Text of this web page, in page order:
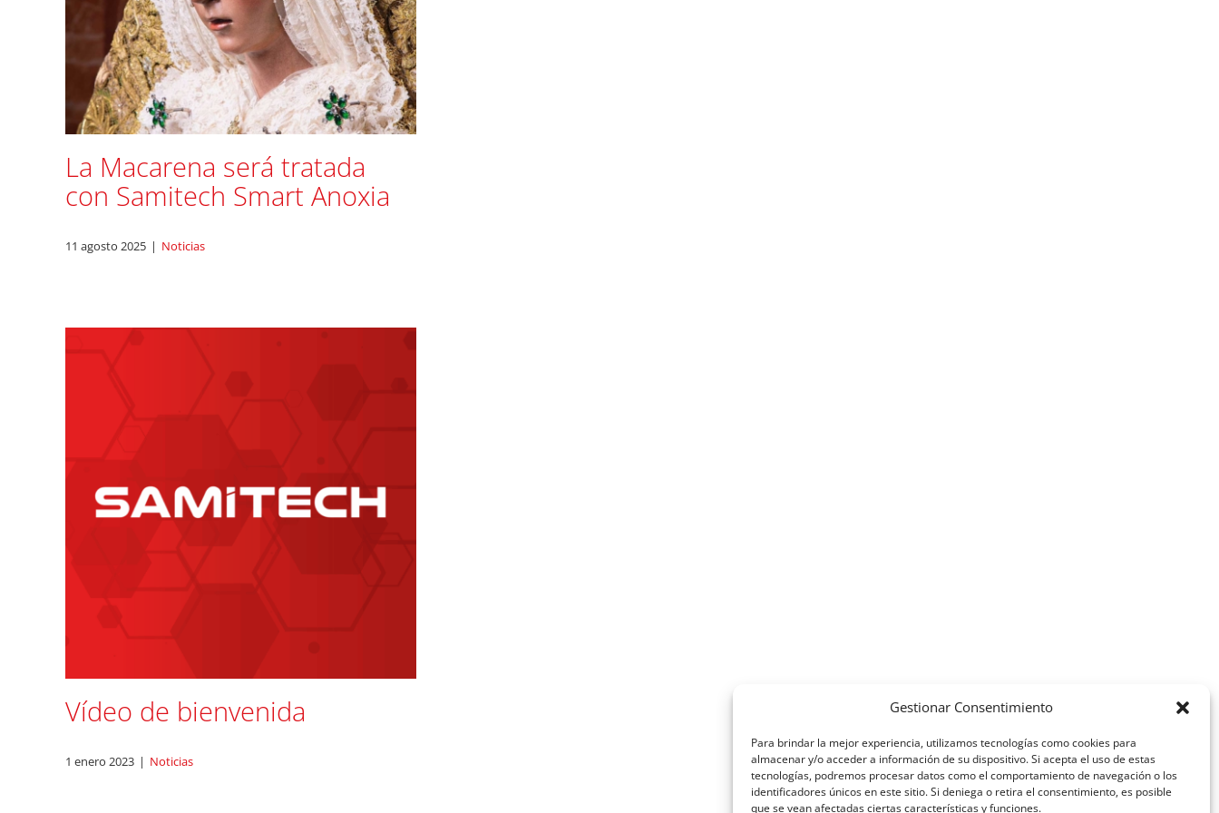
Gestionar Consentimiento
Para brindar la mejor experiencia, utilizamos tecnologías como cookies para
almacenar y/o acceder a información de su dispositivo. Si acepta el uso de estas
tecnologías, podremos procesar datos como el comportamiento de navegación o los
identificadores únicos en este sitio. Si deniega o retira el consentimiento, es posible
que se vean afectadas ciertas características y funciones.
La Macarena será tratada
con Samitech Smart Anoxia
11 agosto 2025 | Noticias
Vídeo de bienvenida
1 enero 2023 | Noticias